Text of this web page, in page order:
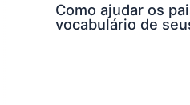
Como ajudar os
vocabulário de